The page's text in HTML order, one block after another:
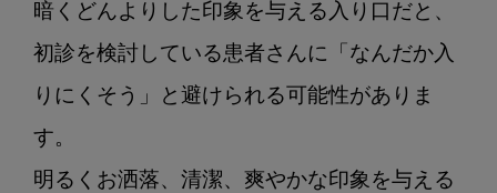
暗くどんよりした印象を与える入り口だと、
初診を検討している患者さんに「なんだか入
りにくそう」と避けられる可能性がありま
す。
明るくお洒落、清潔、爽やかな印象を与える